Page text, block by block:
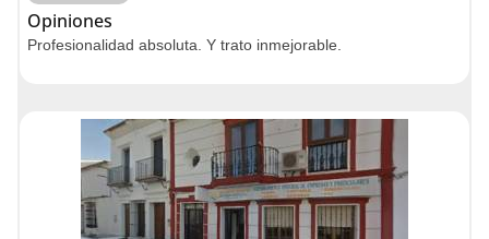
Opiniones
Profesionalidad absoluta. Y trato inmejorable.